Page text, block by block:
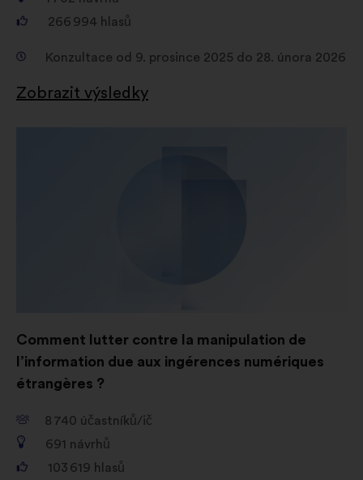
266 994 hlasů
Konzultace od 9. prosince 2025 do 28. února 2026
Zobrazit výsledky
Comment lutter contre la manipulation de
l’information due aux ingérences numériques
étrangères ?
8 740 účastníků/ič
691 návrhů
103 619 hlasů